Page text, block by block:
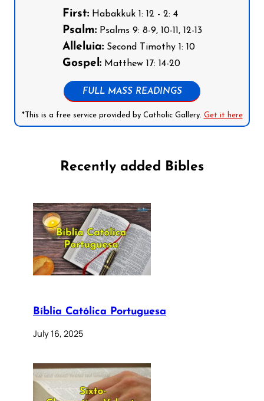
First:Habakkuk 1: 12 - 2: 4
Psalm:Psalms 9: 8-9, 10-11, 12-13
Alleluia:Second Timothy 1: 10
Gospel:Matthew 17: 14-20
FULL MASS READINGS
*This is a free service provided by Catholic Gallery. Get it here
Recently added Bibles
Bíblia Católica Portuguesa
July 16, 2025